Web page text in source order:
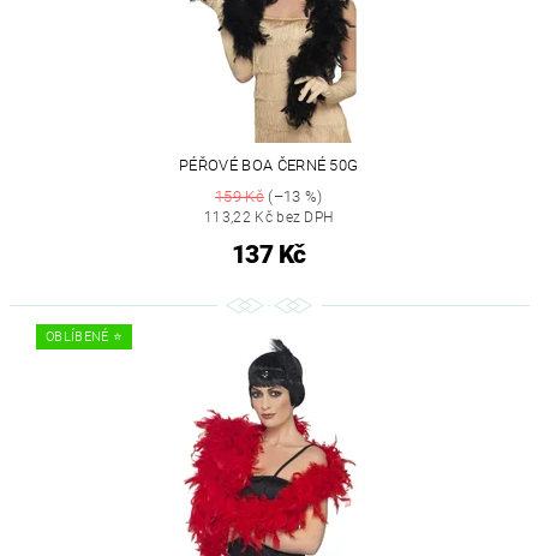
PÉŘOVÉ BOA ČERNÉ 50G
159 Kč(–13 %)
113,22 Kč bez DPH
137 Kč
OBLÍBENÉ ⭐️